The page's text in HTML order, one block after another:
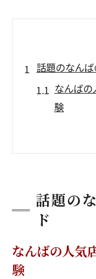
話題のなん
なんば
験
難波グ
なんばの
ド
夜ご飯選び
難波夜ご
話題の
ド
なんばの人気
験